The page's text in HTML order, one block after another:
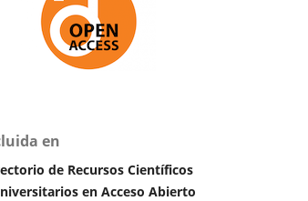
en
de Recursos Científicos
en Acceso Abierto